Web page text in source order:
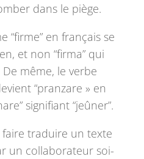
dans le piège.
“firme” en français se
et non “firma” qui
De même, le verbe
“pranzare » en
signifiant “jeûner”.
traduire un texte
un collaborateur soi-